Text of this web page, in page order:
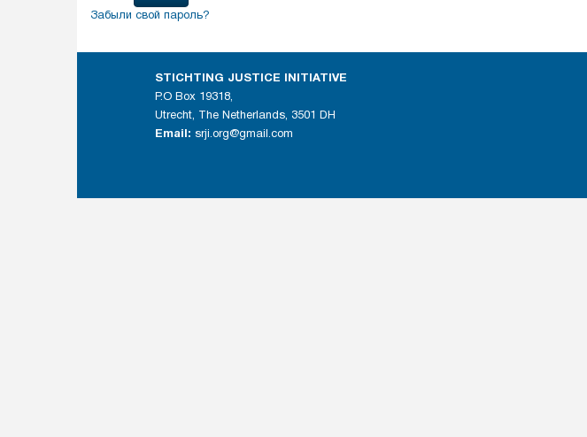
Забыли свой пароль?
STICHTING JUSTICE INITIATIVE
P.O Box 19318,
Utrecht, The Netherlands, 3501 DH
Email: srji.org@gmail.com